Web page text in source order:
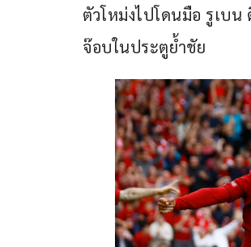
ตัวโหม่งไปโดนมือ รูเบ
จ๊อบในประตูย้ำชัย